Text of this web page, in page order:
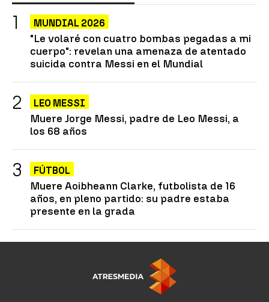
MUNDIAL 2026
"Le volaré con cuatro bombas pegadas a mi
cuerpo": revelan una amenaza de atentado
suicida contra Messi en el Mundial
LEO MESSI
Muere Jorge Messi, padre de Leo Messi, a
los 68 años
FÚTBOL
Muere Aoibheann Clarke, futbolista de 16
años, en pleno partido: su padre estaba
presente en la grada